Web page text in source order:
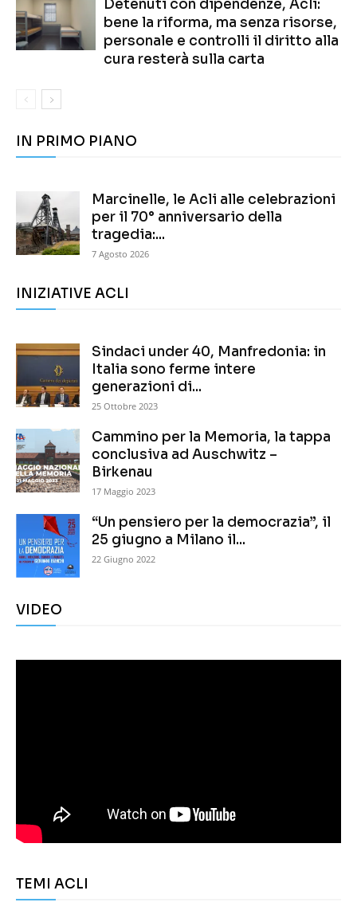
Detenuti con dipendenze, Acli:
bene la riforma, ma senza risorse,
personale e controlli il diritto alla
cura resterà sulla carta
IN PRIMO PIANO
Marcinelle, le Acli alle celebrazioni
per il 70° anniversario della
tragedia:...
7 Agosto 2026
INIZIATIVE ACLI
Sindaci under 40, Manfredonia: in
Italia sono ferme intere
generazioni di...
25 Ottobre 2023
Cammino per la Memoria, la tappa
conclusiva ad Auschwitz –
Birkenau
17 Maggio 2023
“Un pensiero per la democrazia”, il
25 giugno a Milano il...
22 Giugno 2022
VIDEO
TEMI ACLI